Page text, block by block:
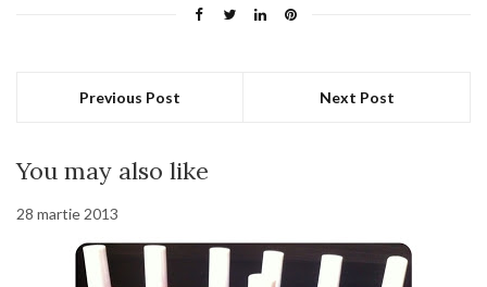
Previous Post Next Post
You may also like
28 martie 2013